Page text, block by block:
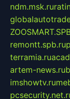
ndm.msk.ru
remontt.spb.ru
terramia.ru
artem-news.ru
imshowtv.ru